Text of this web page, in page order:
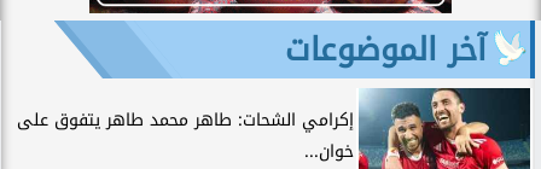
آخر الموضوعات
إكرامي الشحات: طاهر محمد طاهر يتفوق على
خوان...